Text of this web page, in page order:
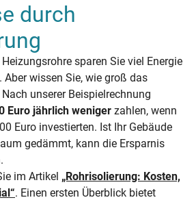
durch
sparen Sie viel Energie
wissen Sie, wie groß das
unserer Beispielrechnung
Euro jährlich weniger zahlen, wenn
Euro investierten. Ist Ihr Gebäude
gedämmt, kann die Ersparnis
im Artikel „Rohrisolierung: Kosten,
. Einen ersten Überblick bietet